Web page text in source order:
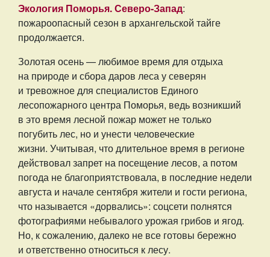
Экология Поморья. Северо-Запад:
пожароопасный сезон в архангельской тайге
продолжается.
Золотая осень — любимое время для отдыха
на природе и сбора даров леса у северян
и тревожное для специалистов Единого
лесопожарного центра Поморья, ведь возникший
в это время лесной пожар может не только
погубить лес, но и унести человеческие
жизни. Учитывая, что длительное время в регионе
действовал запрет на посещение лесов, а потом
погода не благоприятствовала, в последние недели
августа и начале сентября жители и гости региона,
что называется «дорвались»: соцсети полнятся
фотографиями небывалого урожая грибов и ягод.
Но, к сожалению, далеко не все готовы бережно
и ответственно относиться к лесу.